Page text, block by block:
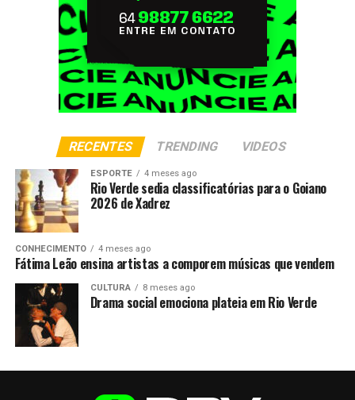
RECENTES TRENDING VIDEOS
ESPORTE 4 meses ago
Rio Verde sedia classificatórias para o Goiano
2026 de Xadrez
CONHECIMENTO 4 meses ago
Fátima Leão ensina artistas a comporem músicas que vendem
CULTURA 8 meses ago
Drama social emociona plateia em Rio Verde